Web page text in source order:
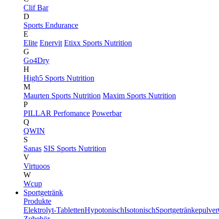
Clif Bar
D
Sports Endurance
E
Elite Enervit Etixx Sports Nutrition
G
Go4Dry
H
High5 Sports Nutrition
M
Maurten Sports Nutrition Maxim Sports Nutrition
P
PILLAR Perfomance Powerbar
Q
QWIN
S
Sanas SIS Sports Nutrition
V
Virtuoos
W
Wcup
Sportgetränk
Produkte
Elektrolyt-TablettenHypotonischIsotonischSportgetränkepulver